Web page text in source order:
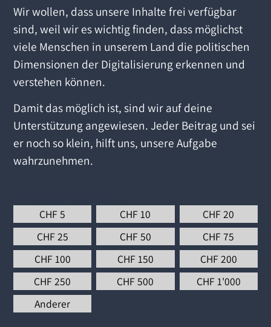
Wir wollen, dass unsere Inhalte frei verfügbar
sind, weil wir es wichtig finden, dass möglichst
viele Menschen in unserem Land die politischen
Dimensionen der Digitalisierung erkennen und
verstehen können.
Damit das möglich ist, sind wir auf deine
Unterstützung angewiesen. Jeder Beitrag und sei
er noch so klein, hilft uns, unsere Aufgabe
wahrzunehmen.
CHF 5 CHF 10 CHF 20
CHF 25 CHF 50 CHF 75
CHF 100 CHF 150 CHF 200
CHF 250 CHF 500 CHF 1'000
Anderer